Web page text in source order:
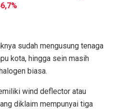
sudah mengusung tenaga
kota, hingga sein masih
biasa.
wind deflector atau
diklaim mempunyai tiga